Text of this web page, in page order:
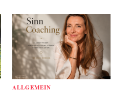
ALLGEMEIN